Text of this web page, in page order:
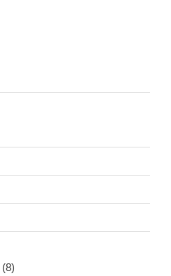
(8)